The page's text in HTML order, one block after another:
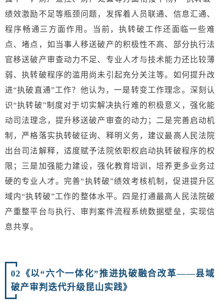
绩效激励不足等瓶颈问题，发挥着人员联通、信息汇通、
程序畅通三方面作用。当前，执转破工作还面临一些难
点、堵点，如当事人移送破产的积极性不高、部分执行法
官移送破产审查动力不足、专业人才与技术能力还比较薄
弱、执转破程序的滥用尚未引起充分关注等。如何提升改
进“执破直通”工作？他认为，一是转变工作理念。深刻认
识“执转破”制度对于切实解决执行难的积极意义，强化能
动司法理念，提升移送破产审查的动力；二是完善启动机
制，严格落实执转破征询、释明义务，建议最高人民法院
出台司法解释，适度赋予法院依职权启动执转破程序的权
限；三是加强能力建设，强化教育培训，培养更多业务过
硬的专业人才。完善“执转破”绩效考核机制，促进提升区
域内“执转破”工作的整体水平。四是打通最高人民法院破
产重整平台与执行、审判案件流程系统数据壁垒，实现信
息共享。
02 《以“六个一体化”推进执破融合改革——县域
破产审判迭代升级昆山实践》